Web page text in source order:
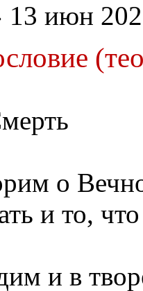
13 июн
о
и то,
и в